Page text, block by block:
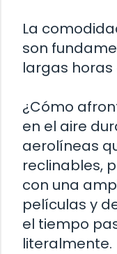
La
son
largas horas
¿Cómo
en el aire
aerolíneas
reclinables,
con una
películas y
el tiempo
literalmente.